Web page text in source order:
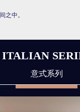
之中。
ITALIAN
意式系列